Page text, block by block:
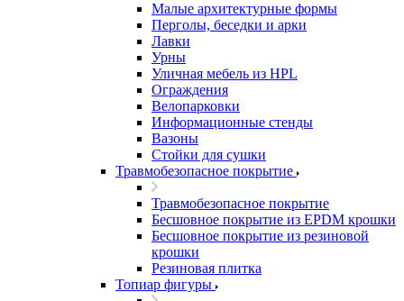
Малые архитектурные формы
Перголы, беседки и арки
Лавки
Урны
Уличная мебель из HPL
Ограждения
Велопарковки
Информационные стенды
Вазоны
Стойки для сушки
Травмобезопасное покрытие
Травмобезопасное покрытие
Бесшовное покрытие из EPDM крошки
Бесшовное покрытие из резиновой
крошки
Резиновая плитка
Топиар фигуры